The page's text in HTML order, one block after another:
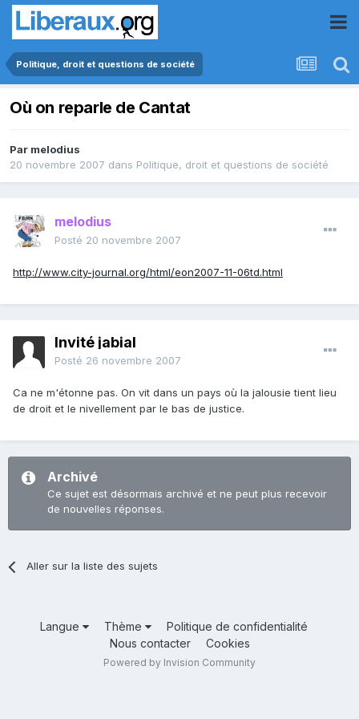
Politique, droit et questions de société
Où on reparle de Cantat
Par melodius
20 novembre 2007 dans Politique, droit et questions de société
melodius
Posté 20 novembre 2007
http://www.city-journal.org/html/eon2007-11-06td.html
Invité jabial
Posté 26 novembre 2007
Ca ne m'étonne pas. On vit dans un pays où la jalousie tient lieu
de droit et le nivellement par le bas de justice.
Archivé
Ce sujet est désormais archivé et ne peut plus recevoir
de nouvelles réponses.
Aller sur la liste des sujets
Langue Thème
Politique de confidentialité
Nous contacter
Cookies
Powered by Invision Community